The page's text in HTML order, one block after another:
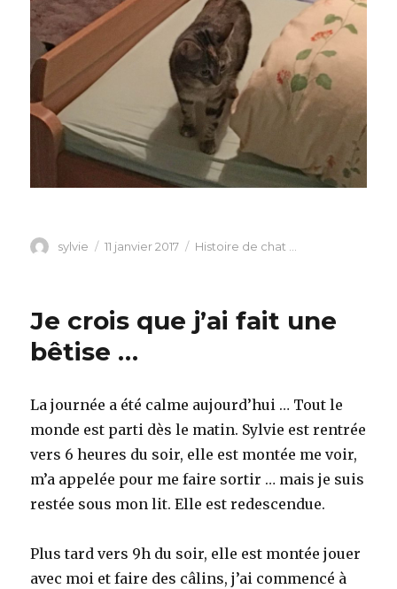
Auteur
sylvie
Publié
11 janvier 2017 Catégories
Histoire de chat ...
Je crois que j’ai fait une
bêtise …
La journée a été calme aujourd’hui … Tout le
monde est parti dès le matin. Sylvie est rentrée
vers 6 heures du soir, elle est montée me voir,
m’a appelée pour me faire sortir … mais je suis
restée sous mon lit. Elle est redescendue.
Plus tard vers 9h du soir, elle est montée jouer
avec moi et faire des câlins, j’ai commencé à